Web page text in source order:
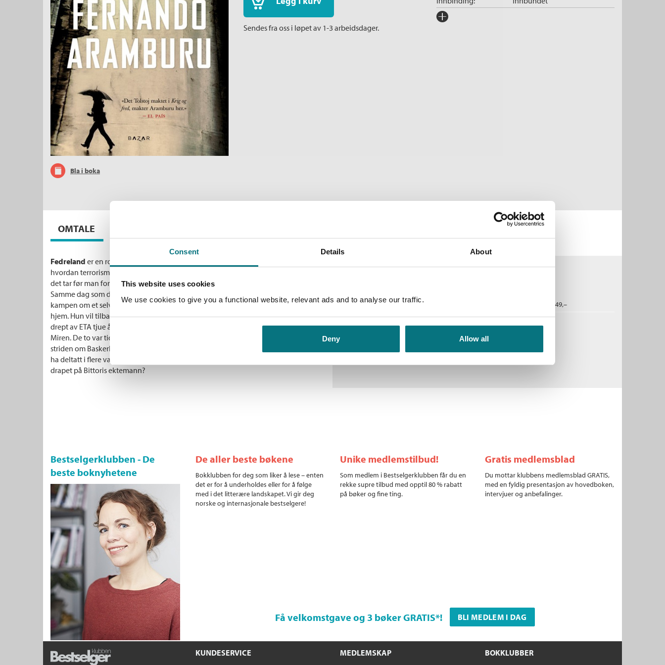
Consent Details About
This website uses cookies
We use cookies to give you a functional website, relevant ads and to analyse our traffic.
Deny Allow all
Bla i boka
Sendes fra oss i løpet av 1-3 arbeidsdager.
Forlag:
OMTALE
Fedreland er en roman om skyld og tilgivelse, vennskap og kjærlighet, som viser
hvordan terrorisme angriper kjernen i et samfunn og et fellesskap, og hvor lang tid
det tar før man forsones.
Samme dag som den baskiske separatistbevegelsen ETA legger ned våpnene i
kampen om et selvstendig Baskerland, bestemmer enken Bittori seg for å flytte
hjem. Hun vil tilbake til den lille landsbyen hun forlot etter at mannen hennes ble
drept av ETA tjue år tidligere. Men hennes tilbakekomst skaper uro – ikke minst hos
Miren. De to var tidligere bestevenner, men har stått på hver sin side i den bitre
striden om Baskerlands uavhengighet. Nå sitter Mirens eldste sønn i fengsel, etter å
ha deltatt i flere væpnede aksjoner. Spørsmålet er: Hadde han også noe å gjøre med
drapet på Bittoris ektemann?
Andre utgaver
Bokmål 249,–
Bestselgerklubben - De
beste boknyhetene
De aller beste bøkene
Bokklubben for deg som liker å lese – enten
det er for å underholdes eller for å følge
med i det litterære landskapet. Vi gir deg
norske og internasjonale bestselgere!
Unike medlemstilbud!
Som medlem i Bestselgerklubben får du en
rekke supre tilbud med opptil 80 % rabatt
på bøker og fine ting.
Gratis medlemsblad
Du mottar klubbens medlemsblad GRATIS,
med en fyldig presentasjon av hovedboken,
intervjuer og anbefalinger.
Få velkomstgave og 3 bøker GRATIS*! BLI MEDLEM I DAG
KUNDESERVICE MEDLEMSKAP BOKKLUBBER